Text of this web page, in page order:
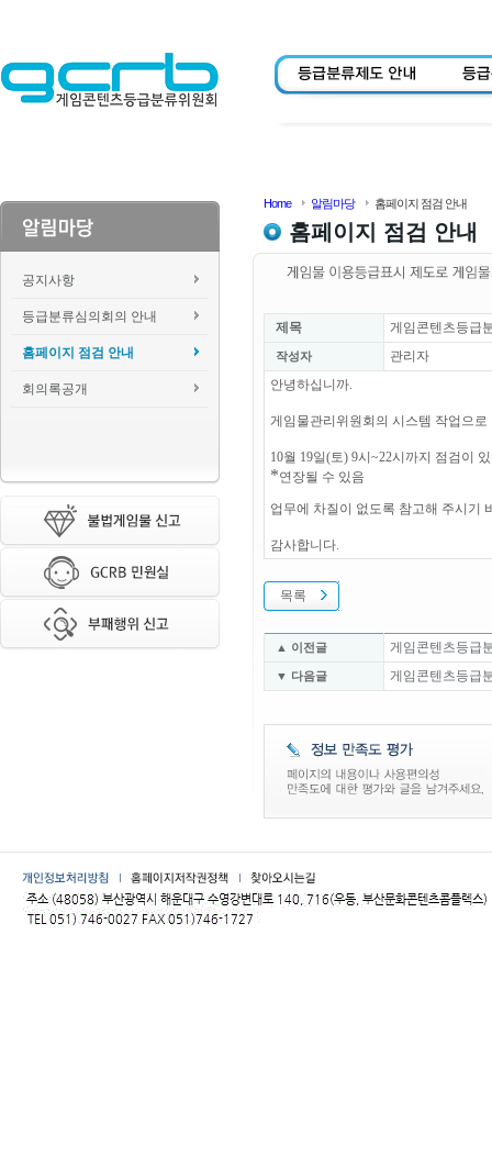
공지사항
등급분류심의회의 안내
홈페이지 점검 안내
회의록공개
Home 알림마당 홈페이지 점검 안내
홈페이지 점검 안내
제목 게임콘텐츠등급
작성자
관리자
안녕하십니까.
게임물관리위원회의 시스템 작업으로
10월 19일(토) 9시~22시까지 점검이
*연장될 수 있음
업무에 차질이 없도록 참고해 주시기
감사합니다.
목록
▲ 이전글 게임콘텐츠등급
▼ 다음글 게임콘텐츠등급